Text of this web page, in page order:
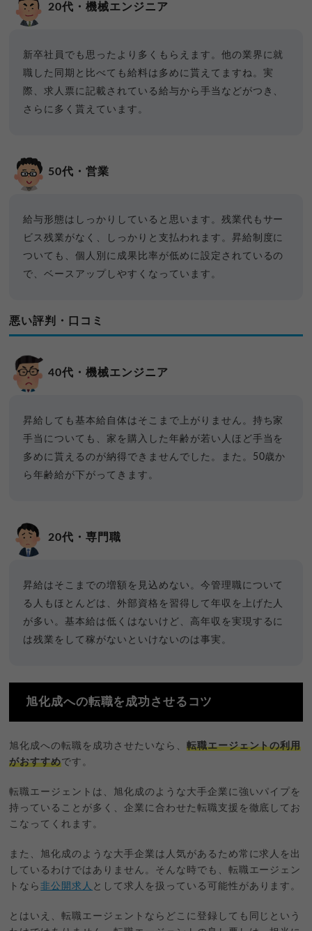
20代・機械エンジニア
新卒社員でも思ったより多くもらえます。他の業界に就
職した同期と比べても給料は多めに貰えてますね。実
際、求人票に記載されている給与から手当などがつき、
さらに多く貰えています。
50代・営業
給与形態はしっかりしていると思います。残業代もサー
ビス残業がなく、しっかりと支払われます。昇給制度に
ついても、個人別に成果比率が低めに設定されているの
で、ベースアップしやすくなっています。
悪い評判・口コミ
40代・機械エンジニア
昇給しても基本給自体はそこまで上がりません。持ち家
手当についても、家を購入した年齢が若い人ほど手当を
多めに貰えるのが納得できませんでした。また。50歳か
ら年齢給が下がってきます。
20代・専門職
昇給はそこまでの増額を見込めない。今管理職について
る人もほとんどは、外部資格を習得して年収を上げた人
が多い。基本給は低くはないけど、高年収を実現するに
は残業をして稼がないといけないのは事実。
旭化成への転職を成功させるコツ
旭化成への転職を成功させたいなら、 転職エージェントの利用
がおすすめです。
転職エージェントは、旭化成のような大手企業に強いパイプを
持っていることが多く、企業に合わせた転職支援を徹底してお
こなってくれます。
また、旭化成のような大手企業は人気があるため常に求人を出
しているわけではありません。そんな時でも、転職エージェン
トなら非公開求人 として求人を扱っている可能性があります。
とはいえ、転職エージェントならどこに登録しても同じという